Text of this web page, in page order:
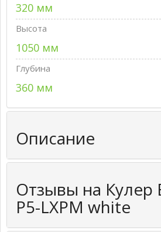
320 мм
Высота
1050 мм
Глубина
360 мм
Описание
Отзывы на Кулер
P5-LXPM white